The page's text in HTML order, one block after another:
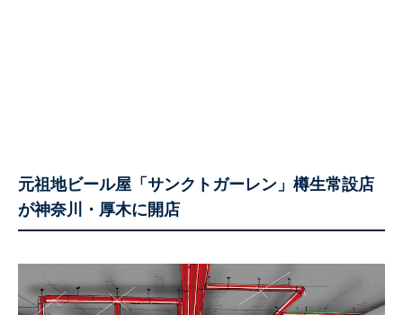
元祖地ビール屋「サンクトガーレン」樽生常設店
が神奈川・厚木に開店